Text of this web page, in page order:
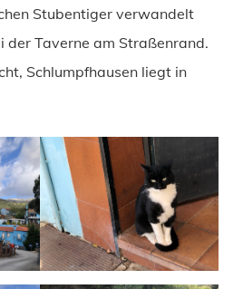
Stubentiger verwandelt
der Taverne am Straßenrand.
Schlumpfhausen liegt in